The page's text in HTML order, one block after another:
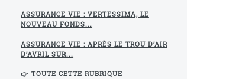
ASSURANCE VIE : VERTESSIMA, LE
NOUVEAU FONDS...
ASSURANCE VIE : APRÈS LE TROU D’AIR
D’AVRIL SUR...
👉 TOUTE CETTE RUBRIQUE